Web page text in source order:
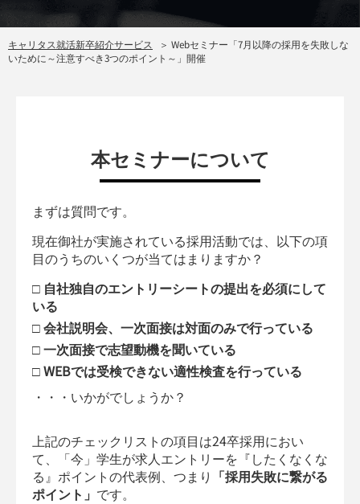
キャリタス就活新卒紹介サービス
Webセミナー「7月以降の採用を失敗しな
いために～注意すべき3つのポイント～」開催
本セミナーについて
まずは質問です。
現在御社が実施されている採用活動では、以下の項
目のうちのいくつが当てはまりますか？
□ 自社独自のエントリーシートの提出を必須にして
いる
□ 会社説明会、一次面接は対面のみで行っている
□ 一次面接で志望動機を聞いている
□ WEBでは受検できない適性検査を行っている
・・・いかがでしょうか？
上記のチェックリストの項目は24卒採用におい
て、「今」学生が求人エントリーを『したくなくな
る』ポイントの代表例、つまり 「採用失敗に繋がる
ポイント」 です。